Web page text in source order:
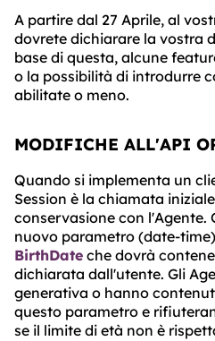
A partire dal 27 Aprile, al
dovrete dichiarare la vostra
base di questa, alcune
o la possibilità di introdurre
abilitate o meno.
MODIFICHE ALL'API
Quando si implementa un
Session è la chiamata
conservasione con l'Agente.
nuovo parametro (date-
BirthDate che dovrà
dichiarata dall'utente. Gli
generativa o hanno
questo parametro e
se il limite di età non è